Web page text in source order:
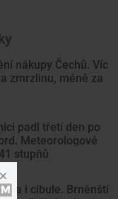
nákupy Čechů. Víc
zmrzlinu, méně za
padl třetí den po
Meteorologové
stupňů
i cibule. Brněnští